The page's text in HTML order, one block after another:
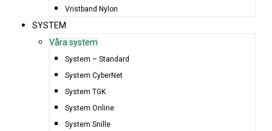
Vristband Nylon
SYSTEM
Våra system
System – Standard
System CyberNet
System TGK
System Online
System Snille